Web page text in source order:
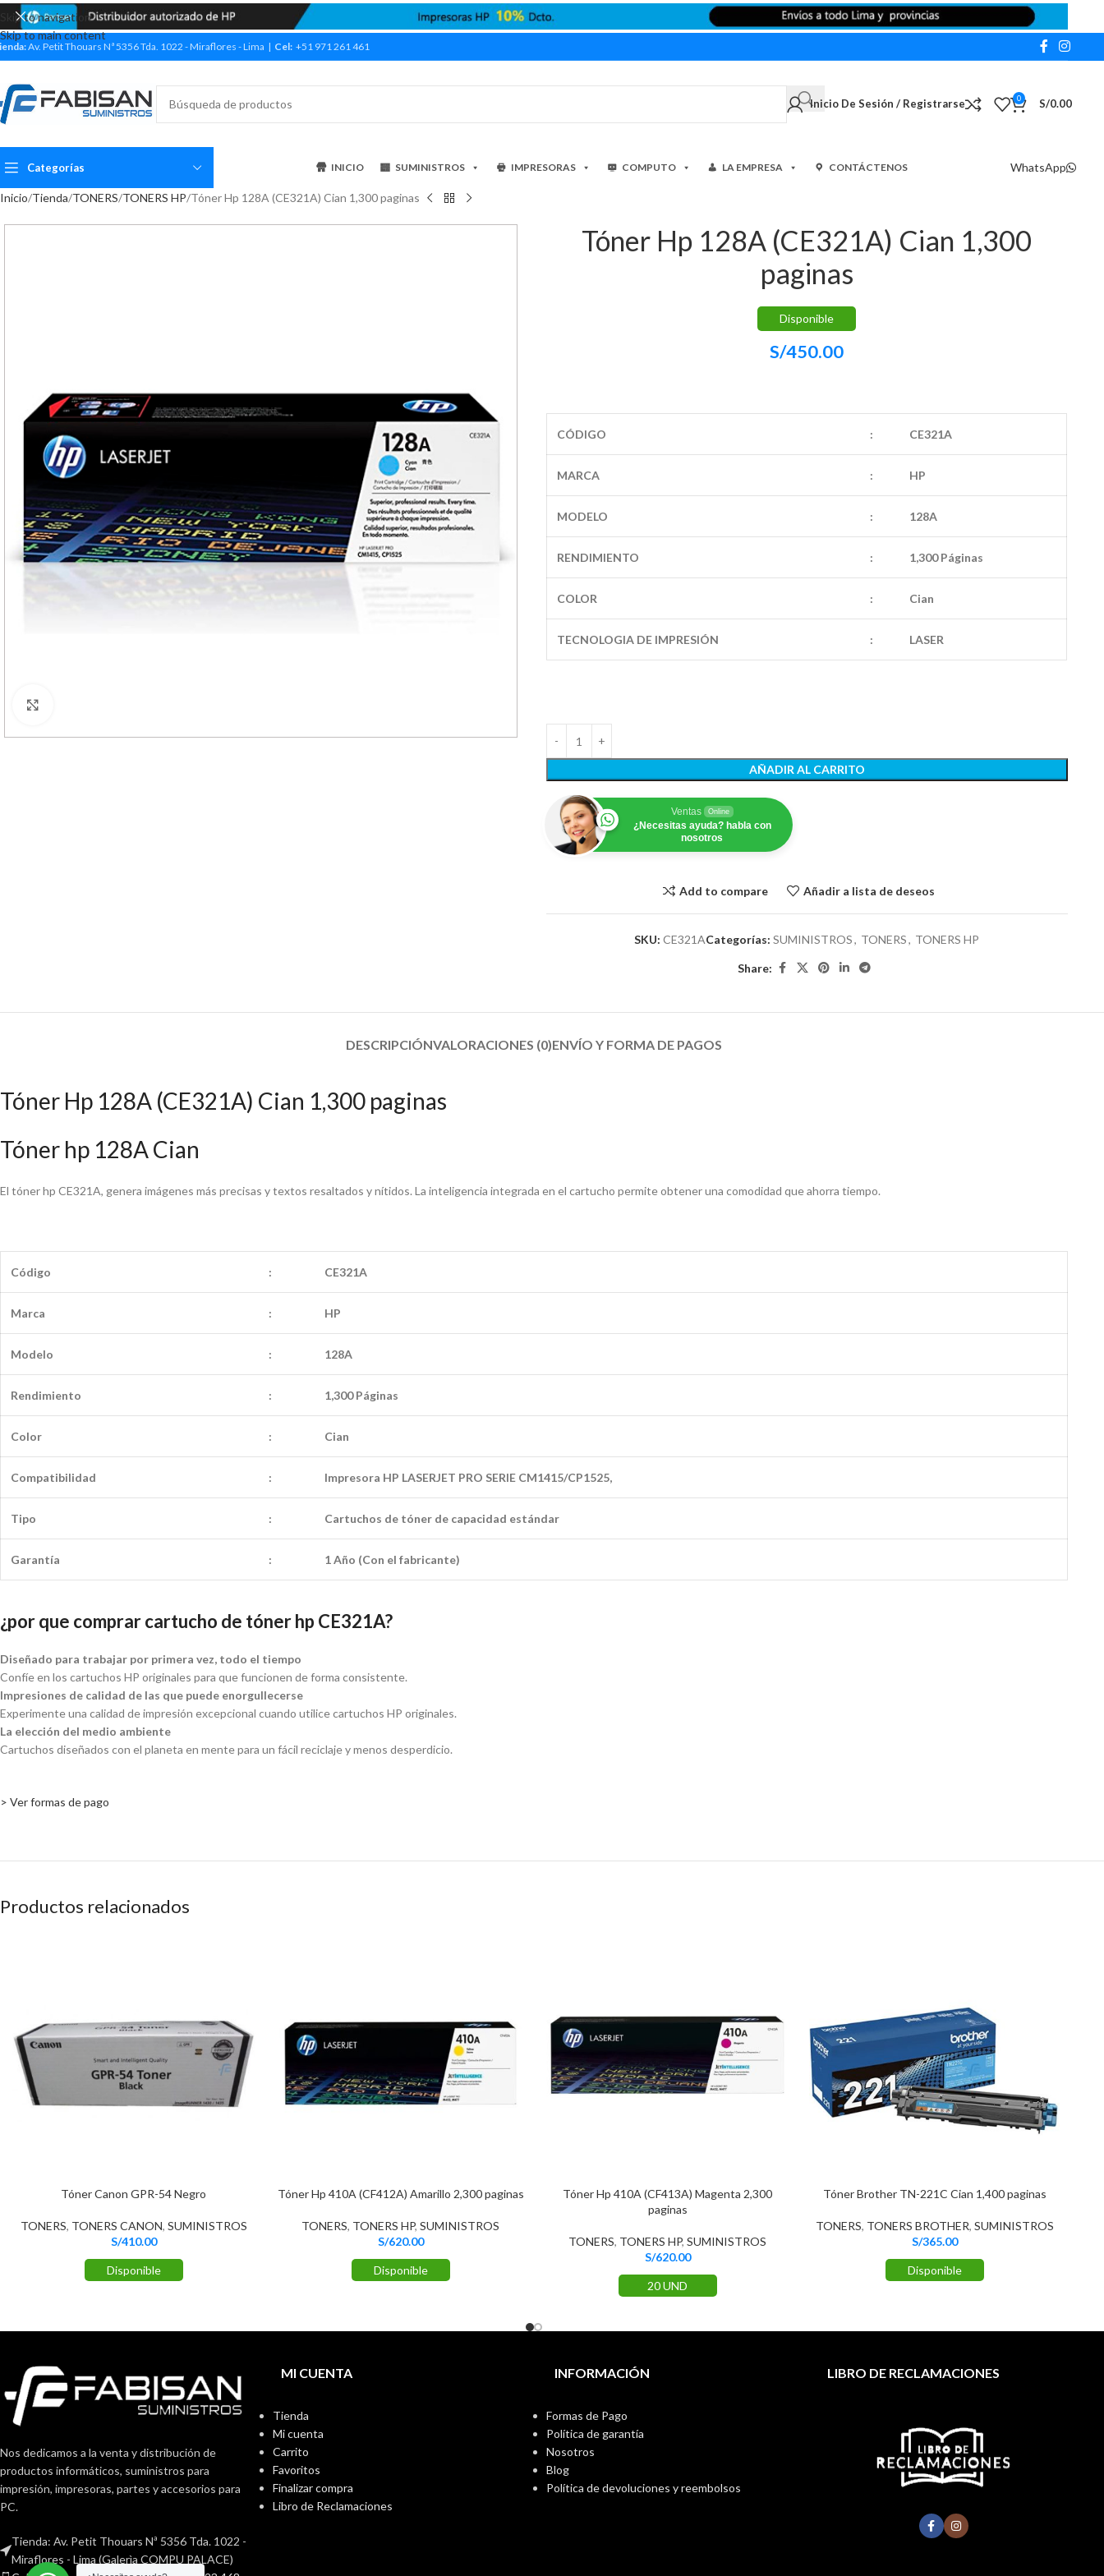
Skip to navigation
Skip to main content
Av. Petit Thouars Nª 5356 Tda. 1022 - Miraflores - Lima | Cel: +51 971 261 461
Inicio De Sesión / Registrarse 0 S/0.00
Categorías INICIO SUMINISTROS IMPRESORAS COMPUTO LA EMPRESA CONTÁCTENOS WhatsApp
Inicio Tienda TONERS TONERS HP Tóner Hp 128A (CE321A) Cian 1,300 paginas
Tóner Hp 128A (CE321A) Cian 1,300
paginas
Disponible
S/450.00
CÓDIGO : CE321A
MARCA : HP
MODELO : 128A
RENDIMIENTO : 1,300 Páginas
COLOR : Cian
TECNOLOGIA DE IMPRESIÓN : LASER
AÑADIR AL CARRITO
Ventas Online
¿Necesitas ayuda? habla con
nosotros
Add to compare Añadir a lista de deseos
SKU:CE321ACategorías: SUMINISTROS , TONERS , TONERS HP
Share:
DESCRIPCIÓNVALORACIONES (0)ENVÍO Y FORMA DE PAGOS​
Tóner Hp 128A (CE321A) Cian 1,300 paginas
Tóner hp 128A Cian
El tóner hp CE321A, genera imágenes más precisas y textos resaltados y nítidos. La inteligencia integrada en el cartucho permite obtener una comodidad que ahorra tiempo.
Código : CE321A
Marca : HP
Modelo : 128A
Rendimiento : 1,300 Páginas
Color : Cian
Compatibilidad : Impresora HP LASERJET PRO SERIE CM1415/CP1525,
Tipo : Cartuchos de tóner de capacidad estándar
Garantía : 1 Año (Con el fabricante)
¿por que comprar cartucho de tóner hp CE321A?
Diseñado para trabajar por primera vez, todo el tiempo
Confíe en los cartuchos HP originales para que funcionen de forma consistente.
Impresiones de calidad de las que puede enorgullecerse
Experimente una calidad de impresión excepcional cuando utilice cartuchos HP originales.
La elección del medio ambiente
Cartuchos diseñados con el planeta en mente para un fácil reciclaje y menos desperdicio.
> Ver formas de pago
Productos relacionados
Tóner Canon GPR-54 Negro
TONERS, TONERS CANON, SUMINISTROS
S/410.00
Disponible
Tóner Hp 410A (CF412A) Amarillo 2,300 paginas
TONERS, TONERS HP, SUMINISTROS
S/620.00
Disponible
Tóner Hp 410A (CF413A) Magenta 2,300
paginas
TONERS, TONERS HP, SUMINISTROS
S/620.00
20 UND
Tóner Brother TN-221C Cian 1,400 paginas
TONERS, TONERS BROTHER, SUMINISTROS
S/365.00
Disponible
Nos dedicamos a la venta y distribución de
productos informáticos, suministros para
impresión, impresoras, partes y accesorios para
PC.
Tienda: Av. Petit Thouars Nª 5356 Tda. 1022 -
Miraflores - Lima (Galerìa COMPU PALACE)
MI CUENTA
Tienda
Mi cuenta
Carrito
Favoritos
Finalizar compra
Libro de Reclamaciones
INFORMACIÓN
Formas de Pago
Política de garantía
Nosotros
Blog
Política de devoluciones y reembolsos
LIBRO DE RECLAMACIONES